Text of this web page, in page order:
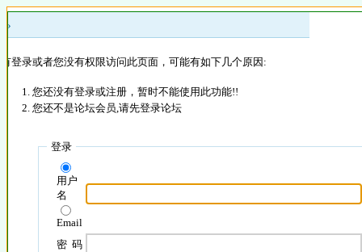
»
登录或者您没有权限访问此页面，可能有如下几个原因:
您还没有登录或注册，暂时不能使用此功能!!
您还不是论坛会员,请先登录论坛
登录
用户
名
Email
密 码